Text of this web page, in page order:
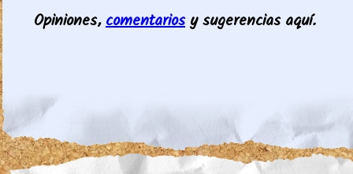
Opiniones,comentariosy sugerencias aquí.